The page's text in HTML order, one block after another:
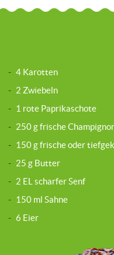
- 4 Karotten
- 2 Zwiebeln
- 1 rote Paprikaschote
- 250 g frische
- 150 g frische oder
- 25 g Butter
- 2 EL scharfer Senf
- 150 ml Sahne
- 6 Eier